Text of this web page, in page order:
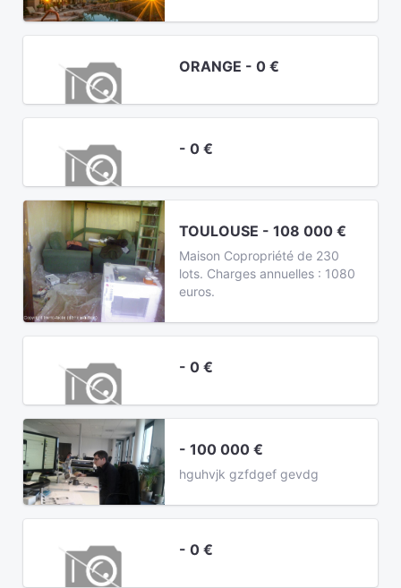
ORANGE - 0 €
- 0 €
TOULOUSE - 108 000 €
Maison Copropriété de 230
lots. Charges annuelles : 1080
euros.
- 0 €
- 100 000 €
hguhvjk gzfdgef gevdg
- 0 €